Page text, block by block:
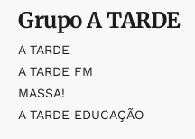
GrupoA TARDE
A TARDE
A TARDE FM
MASSA!
A TARDE EDUCAÇÃO